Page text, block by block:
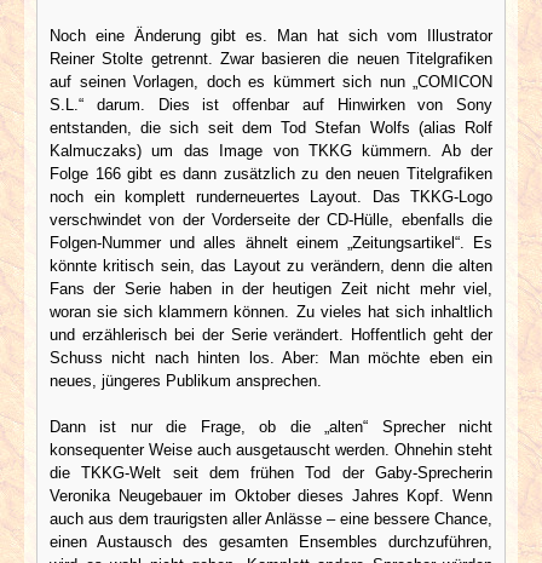
Noch eine Änderung gibt es. Man hat sich vom Illustrator
Reiner Stolte getrennt. Zwar basieren die neuen Titelgrafiken
auf seinen Vorlagen, doch es kümmert sich nun „COMICON
S.L.“ darum. Dies ist offenbar auf Hinwirken von Sony
entstanden, die sich seit dem Tod Stefan Wolfs (alias Rolf
Kalmuczaks) um das Image von TKKG kümmern. Ab der
Folge 166 gibt es dann zusätzlich zu den neuen Titelgrafiken
noch ein komplett runderneuertes Layout. Das TKKG-Logo
verschwindet von der Vorderseite der CD-Hülle, ebenfalls die
Folgen-Nummer und alles ähnelt einem „Zeitungsartikel“. Es
könnte kritisch sein, das Layout zu verändern, denn die alten
Fans der Serie haben in der heutigen Zeit nicht mehr viel,
woran sie sich klammern können. Zu vieles hat sich inhaltlich
und erzählerisch bei der Serie verändert. Hoffentlich geht der
Schuss nicht nach hinten los. Aber: Man möchte eben ein
neues, jüngeres Publikum ansprechen.
Dann ist nur die Frage, ob die „alten“ Sprecher nicht
konsequenter Weise auch ausgetauscht werden. Ohnehin steht
die TKKG-Welt seit dem frühen Tod der Gaby-Sprecherin
Veronika Neugebauer im Oktober dieses Jahres Kopf. Wenn
auch aus dem traurigsten aller Anlässe – eine bessere Chance,
einen Austausch des gesamten Ensembles durchzuführen,